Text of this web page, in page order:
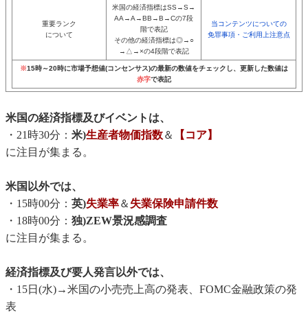
重要ランク
について
米国の経済指標はSS→S→
AA→A→BB→B→Cの7段
階で表記
その他の経済指標は◎→○
→△→×の4段階で表記
当コンテンツについての
免罪事項・ご利用上注意点
※15時～20時に市場予想値(コンセンサス)の最新の数値をチェックし、更新した数値は
赤字で表記
米国の経済指標及びイベントは、
・21時30分： 米)生産者物価指数＆
【コア】
に注目が集まる。
米国以外では、
・15時00分： 英)失業率＆ 失業保険申請件数
・18時00分： 独)ZEW景況感調査
に注目が集まる。
経済指標及び要人発言以外では、
・15日(水)→米国の小売売上高の発表、FOMC金融政策の発
表